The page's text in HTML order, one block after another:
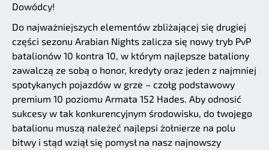
Dowódcy!
Do najważniejszych elementów zbliżającej się drugiej
części sezonu Arabian Nights zalicza się nowy tryb PvP
batalionów 10 kontra 10, w którym najlepsze bataliony
zawalczą ze sobą o honor, kredyty oraz jeden z najmniej
spotykanych pojazdów w grze – czołg podstawowy
premium 10 poziomu Armata 152 Hades. Aby odnosić
sukcesy w tak konkurencyjnym środowisku, do twojego
batalionu muszą należeć najlepsi żołnierze na polu
bitwy i stąd wziął się pomysł na nasz najnowszy